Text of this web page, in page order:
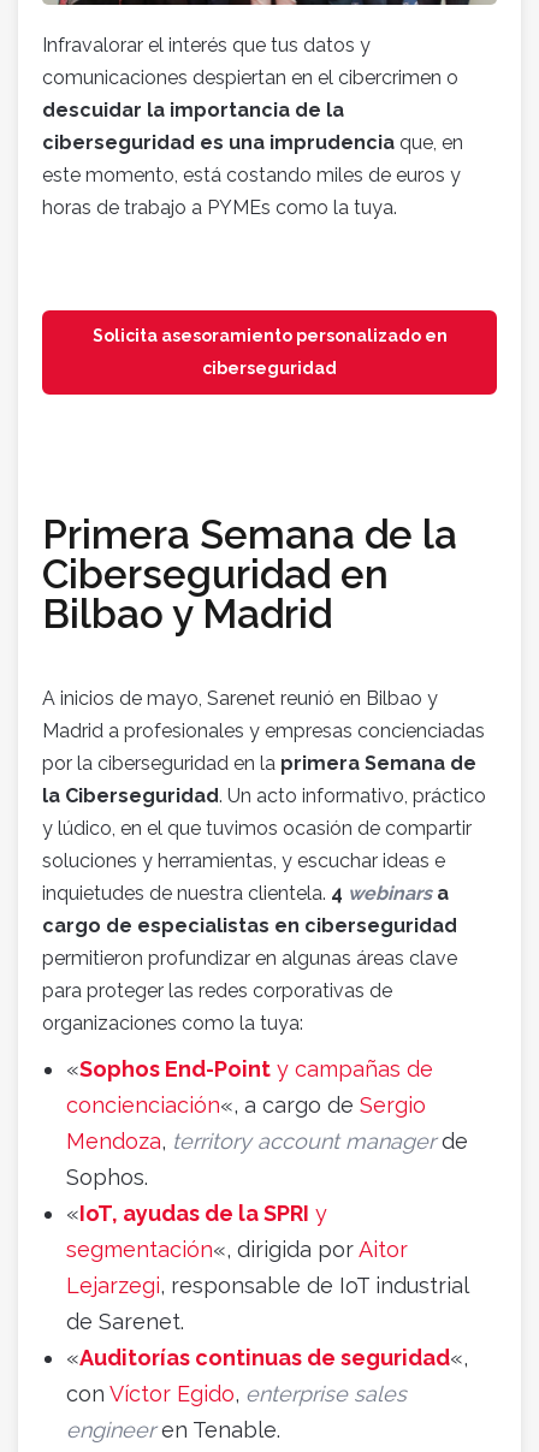
Infravalorar el interés que tus datos y
comunicaciones despiertan en el cibercrimen o
descuidar la importancia de la
ciberseguridad es una imprudencia que, en
este momento, está costando miles de euros y
horas de trabajo a PYMEs como la tuya.
Solicita asesoramiento personalizado en
ciberseguridad
Primera Semana de la
Ciberseguridad en
Bilbao y Madrid
A inicios de mayo, Sarenet reunió en Bilbao y
Madrid a profesionales y empresas concienciadas
por la ciberseguridad en la primera Semana de
la Ciberseguridad. Un acto informativo, práctico
y lúdico, en el que tuvimos ocasión de compartir
soluciones y herramientas, y escuchar ideas e
inquietudes de nuestra clientela. 4 webinars a
cargo de especialistas en ciberseguridad
permitieron profundizar en algunas áreas clave
para proteger las redes corporativas de
organizaciones como la tuya:
«Sophos End-Point y campañas de
concienciación«, a cargo de Sergio
Mendoza, territory account managerde
Sophos.
«IoT, ayudas de la SPRI y
segmentación«, dirigida porAitor
Lejarzegi, responsable de IoT industrial
de Sarenet.
«Auditorías continuas de seguridad«,
con Víctor Egido, enterprise sales
engineeren Tenable.